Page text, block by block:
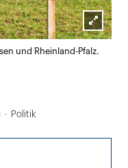
Lightbox
öffnen
und Rheinland-Pfalz.
Politik